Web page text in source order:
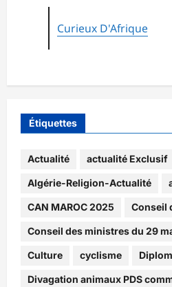
Curieux D'Afrique
Étiquettes
Actualité actualité Exclusif
Algérie-Religion-Actualité
CAN MAROC 2025 Conseil
Conseil des ministres du 29
Culture cyclisme
Divagation animaux PDS